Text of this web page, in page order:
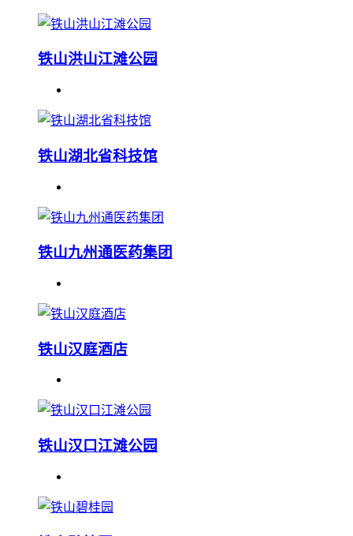
铁山洪山江滩公园
铁山湖北省科技馆
铁山九州通医药集团
铁山汉庭酒店
铁山汉口江滩公园